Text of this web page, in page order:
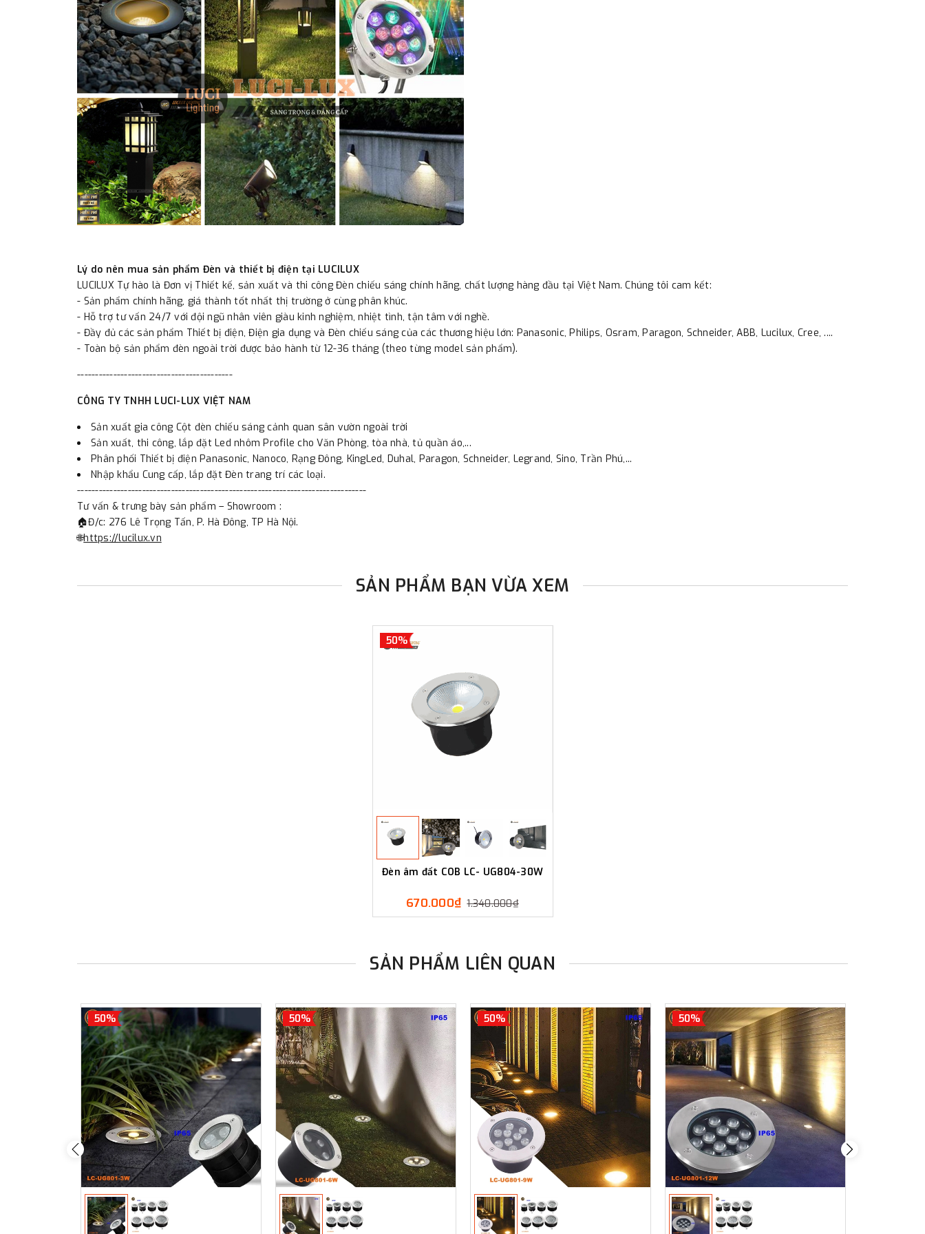
Lý do nên mua sản phẩm Đèn và thiết bị điện tại LUCILUX
LUCILUX Tự hào là Đơn vị Thiết kế, sản xuất và thi công Đèn chiếu sáng chính hãng, chất lượng hàng đầu tại Việt Nam. Chúng tôi cam kết:
- Sản phẩm chính hãng, giá thành tốt nhất thị trường ở cùng phân khúc.
- Hỗ trợ tư vấn 24/7 với đội ngũ nhân viên giàu kinh nghiệm, nhiệt tình, tận tâm với nghề.
- Đầy đủ các sản phẩm Thiết bị điện, Điện gia dụng và Đèn chiếu sáng của các thương hiệu lớn: Panasonic, Philips, Osram, Paragon, Schneider, ABB, Lucilux, Cree, ....
- Toàn bộ sản phẩm đèn ngoài trời được bảo hành từ 12-36 tháng (theo từng model sản phẩm).
-------------------------------------------
CÔNG TY TNHH LUCI-LUX VIỆT NAM
Sản xuất gia công Cột đèn chiếu sáng cảnh quan sân vườn ngoài trời
Sản xuất, thi công, lắp đặt Led nhôm Profile cho Văn Phòng, tòa nhà, tủ quần áo,...
Phân phối Thiết bị điện Panasonic, Nanoco, Rạng Đông, KingLed, Duhal, Paragon, Schneider, Legrand, Sino, Trần Phú,...
Nhập khẩu Cung cấp, lắp đặt Đèn trang trí các loại.
--------------------------------------------------------------------------------
Tư vấn & trưng bày sản phẩm – Showroom :
🏠Đ/c: 276 Lê Trọng Tấn, P. Hà Đông, TP Hà Nội.
🌐https://lucilux.vn
SẢN PHẨM BẠN VỪA XEM
50%
Đèn âm đất COB LC- UG804-30W
670.000₫ 1.340.000₫
SẢN PHẨM LIÊN QUAN
50% 50% 50% 50%